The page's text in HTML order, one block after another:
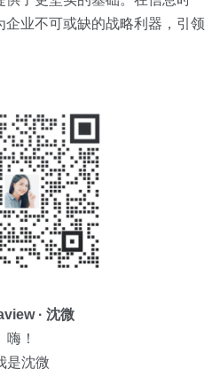
业不可或缺的战略利器，引领
· 沈微
嗨！
是沈微